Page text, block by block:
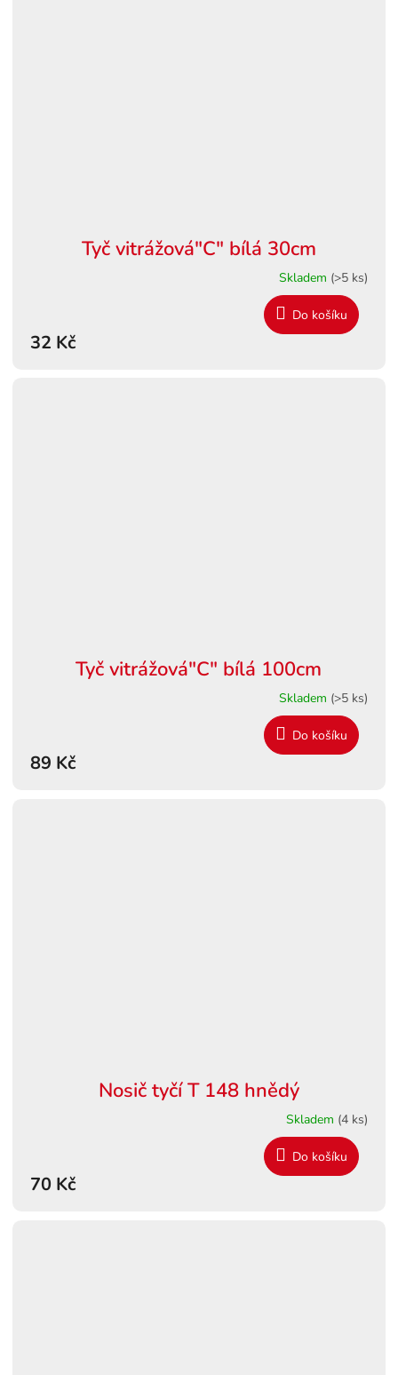
Tyč vitrážová"C" bílá 30cm
Skladem (>5 ks)
32 Kč
Do košíku
Tyč vitrážová"C" bílá 100cm
Skladem (>5 ks)
89 Kč
Do košíku
Nosič tyčí T 148 hnědý
Skladem (4 ks)
70 Kč
Do košíku